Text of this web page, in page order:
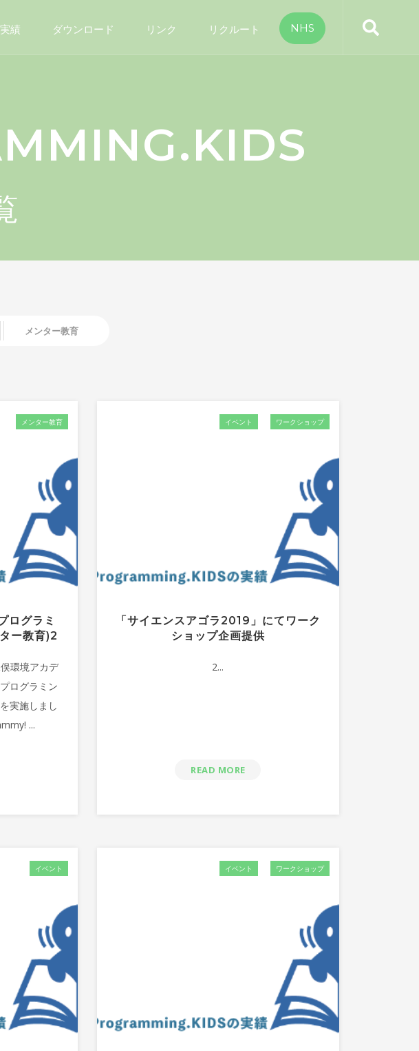
績 ダウンロード リンク リクルート NHS
メンター教育
メンター教育
ログラミ
ー教育)2
環境アカデ
ログラミン
実施しまし
...
イベント ワークショップ
「サイエンスアゴラ2019」にてワーク
ショップ企画提供
2...
READ MORE
イベント イベント ワークショップ